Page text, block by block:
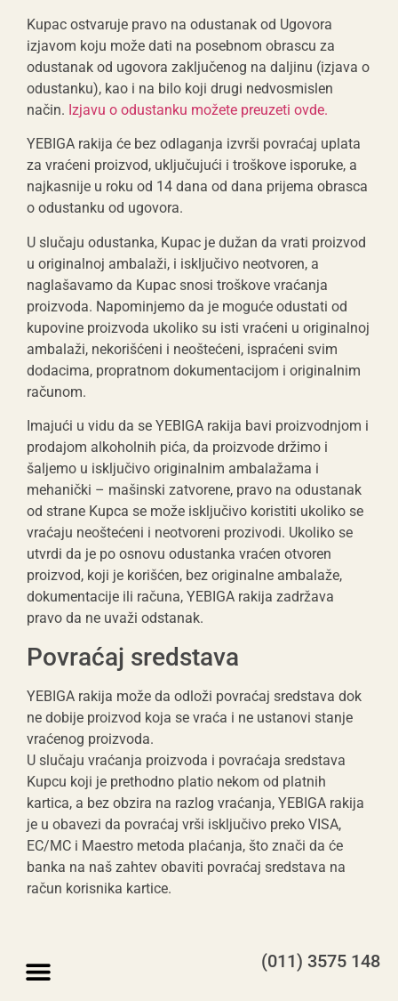
Kupac ostvaruje pravo na odustanak od Ugovora
izjavom koju može dati na posebnom obrascu za
odustanak od ugovora zaključenog na daljinu (izjava o
odustanku), kao i na bilo koji drugi nedvosmislen
način. Izjavu o odustanku možete preuzeti ovde.
YEBIGA rakija će bez odlaganja izvrši povraćaj uplata
za vraćeni proizvod, uključujući i troškove isporuke, a
najkasnije u roku od 14 dana od dana prijema obrasca
o odustanku od ugovora.
U slučaju odustanka, Kupac je dužan da vrati proizvod
u originalnoj ambalaži, i isključivo neotvoren, a
naglašavamo da Kupac snosi troškove vraćanja
proizvoda. Napominjemo da je moguće odustati od
kupovine proizvoda ukoliko su isti vraćeni u originalnoj
ambalaži, nekorišćeni i neoštećeni, ispraćeni svim
dodacima, propratnom dokumentacijom i originalnim
računom.
Imajući u vidu da se YEBIGA rakija bavi proizvodnjom i
prodajom alkoholnih pića, da proizvode držimo i
šaljemo u isključivo originalnim ambalažama i
mehanički – mašinski zatvorene, pravo na odustanak
od strane Kupca se može isključivo koristiti ukoliko se
vraćaju neoštećeni i neotvoreni prozivodi. Ukoliko se
utvrdi da je po osnovu odustanka vraćen otvoren
proizvod, koji je korišćen, bez originalne ambalaže,
dokumentacije ili računa, YEBIGA rakija zadržava
pravo da ne uvaži odstanak.
Povraćaj sredstava
YEBIGA rakija može da odloži povraćaj sredstava dok
ne dobije proizvod koja se vraća i ne ustanovi stanje
vraćenog proizvoda.
U slučaju vraćanja proizvoda i povraćaja sredstava
Kupcu koji je prethodno platio nekom od platnih
kartica, a bez obzira na razlog vraćanja, YEBIGA rakija
je u obavezi da povraćaj vrši isključivo preko VISA,
EC/MC i Maestro metoda plaćanja, što znači da će
banka na naš zahtev obaviti povraćaj sredstava na
račun korisnika kartice.
(011) 3575 148